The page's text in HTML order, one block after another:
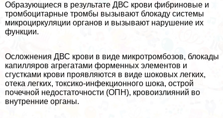
Образующиеся в результате ДВС крови фибриновые и
тромбоцитарные тромбы вызывают блокаду системы
микроциркуляции органов и вызывают нарушение их
функции.
Осложнения ДВС крови в виде микротромбозов, блокады
капилляров агрегатами форменных элементов и
сгустками крови проявляются в виде шоковых легких,
отека легких, токсико-инфекционного шока, острой
почечной недостаточности (ОПН), кровоизлияний во
внутренние органы.